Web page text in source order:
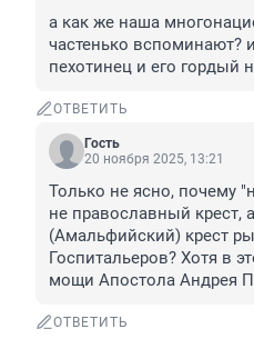
а как же наша
частенько вспоминают?
пехотинец и его гордый
ОТВЕТИТЬ
Гость
20 ноября 2025, 13:21
Только не ясно, почему
не православный крест,
(Амальфийский) крест
Госпитальеров? Хотя в
мощи Апостола Андрея
ОТВЕТИТЬ